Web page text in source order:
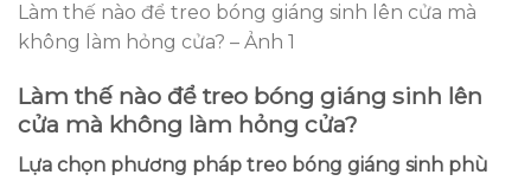
Làm thế nào để treo bóng giáng sinh lên cửa mà
không làm hỏng cửa? – Ảnh 1
Làm thế nào để treo bóng giáng sinh lên
cửa mà không làm hỏng cửa?
Lựa chọn phương pháp treo bóng giáng sinh phù